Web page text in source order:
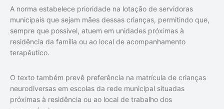
A norma estabelece prioridade na lotação de servidoras
municipais que sejam mães dessas crianças, permitindo que,
sempre que possível, atuem em unidades próximas à
residência da família ou ao local de acompanhamento
terapêutico.
O texto também prevê preferência na matrícula de crianças
neurodiversas em escolas da rede municipal situadas
próximas à residência ou ao local de trabalho dos